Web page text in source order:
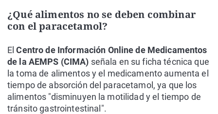
¿Qué alimentos no se deben combinar
con el paracetamol?
ElCentro de Información Online de Medicamentos
de la AEMPS (CIMA) señala en su ficha técnica que
la toma de alimentos y el medicamento aumenta el
tiempo de absorción del paracetamol, ya que los
alimentos "disminuyen la motilidad y el tiempo de
tránsito gastrointestinal".